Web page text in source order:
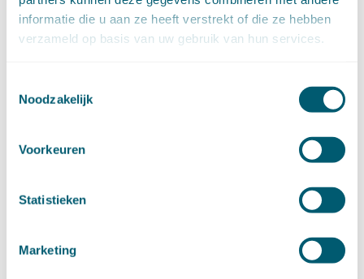
informatie die u aan ze heeft verstrekt of die ze hebben
verzameld op basis van uw gebruik van hun services.
Noodzakelijk
Voorkeuren
Statistieken
Marketing
juni (14)
mei (12)
april (20)
►
2019 (147)
december (8)
september (8)
augustus (10)
mei (14)
januari (24)
2018 (205)